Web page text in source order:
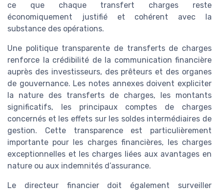
ce que chaque transfert charges reste
économiquement justifié et cohérent avec la
substance des opérations.
Une politique transparente de transferts de charges
renforce la crédibilité de la communication financière
auprès des investisseurs, des prêteurs et des organes
de gouvernance. Les notes annexes doivent expliciter
la nature des transferts de charges, les montants
significatifs, les principaux comptes de charges
concernés et les effets sur les soldes intermédiaires de
gestion. Cette transparence est particulièrement
importante pour les charges financières, les charges
exceptionnelles et les charges liées aux avantages en
nature ou aux indemnités d’assurance.
Le directeur financier doit également surveiller